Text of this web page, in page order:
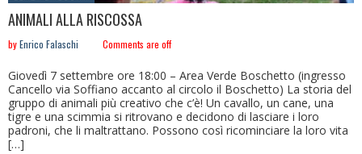
ANIMALI ALLA RISCOSSA
byEnrico Falaschi Comments are off
Giovedì 7 settembre ore 18:00 – Area Verde Boschetto (ingresso
Cancello via Soffiano accanto al circolo il Boschetto) La storia del
gruppo di animali più creativo che c’è! Un cavallo, un cane, una
tigre e una scimmia si ritrovano e decidono di lasciare i loro
padroni, che li maltrattano. Possono così ricominciare la loro vita
[…]